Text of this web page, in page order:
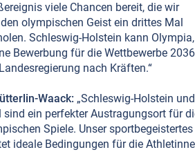
viele Chancen bereit, die wir
olympischen Geist ein drittes Mal
Schleswig-Holstein kann Olympia,
Bewerbung für die Wettbewerbe 2036
nach Kräften.“
Waack: „Schleswig-Holstein und
ein perfekter Austragungsort für
Spiele. Unser sportbegeistertes
ideale Bedingungen für die